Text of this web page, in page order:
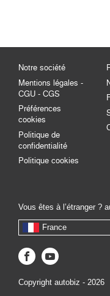
Notre société
Mentions légales -
CGU - CGS
Préférences
cookies
Politique de
confidentialité
Politique cookies
Vous êtes à l’étranger ?
France
Copyright autobiz - 2026